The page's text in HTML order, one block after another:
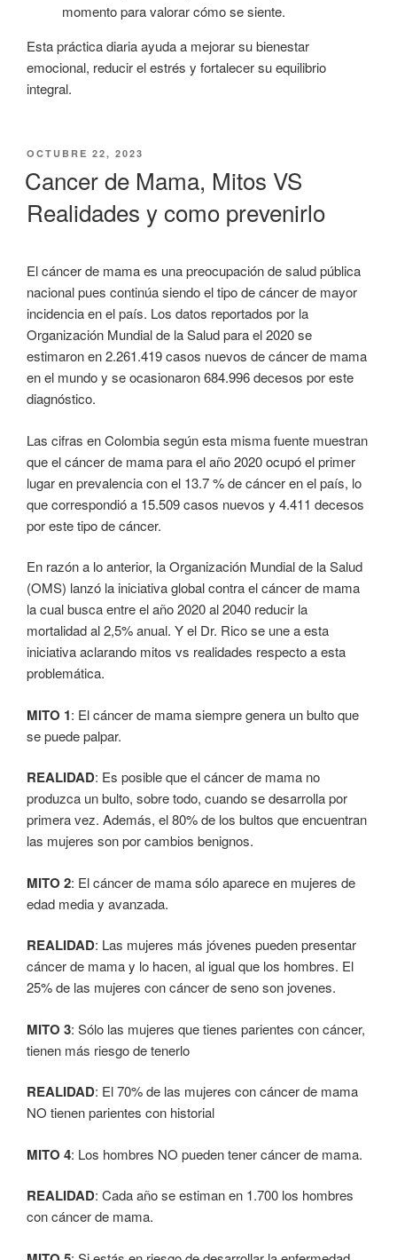
momento para valorar cómo se siente.
Esta práctica diaria ayuda a mejorar su bienestar
emocional, reducir el estrés y fortalecer su equilibrio
integral.
PUBLICADO
OCTUBRE 22, 2023
Cancer de Mama, Mitos VS
Realidades y como prevenirlo
El cáncer de mama es una preocupación de salud pública
nacional pues continúa siendo el tipo de cáncer de mayor
incidencia en el país. Los datos reportados por la
Organización Mundial de la Salud para el 2020 se
estimaron en 2.261.419 casos nuevos de cáncer de mama
en el mundo y se ocasionaron 684.996 decesos por este
diagnóstico.
Las cifras en Colombia según esta misma fuente muestran
que el cáncer de mama para el año 2020 ocupó el primer
lugar en prevalencia con el 13.7 % de cáncer en el país, lo
que correspondió a 15.509 casos nuevos y 4.411 decesos
por este tipo de cáncer.
En razón a lo anterior, la Organización Mundial de la Salud
(OMS) lanzó la iniciativa global contra el cáncer de mama
la cual busca entre el año 2020 al 2040 reducir la
mortalidad al 2,5% anual. Y el Dr. Rico se une a esta
iniciativa aclarando mitos vs realidades respecto a esta
problemática.
MITO 1: El cáncer de mama siempre genera un bulto que
se puede palpar.
REALIDAD: Es posible que el cáncer de mama no
produzca un bulto, sobre todo, cuando se desarrolla por
primera vez. Además, el 80% de los bultos que encuentran
las mujeres son por cambios benignos.
MITO 2: El cáncer de mama sólo aparece en mujeres de
edad media y avanzada.
REALIDAD: Las mujeres más jóvenes pueden presentar
cáncer de mama y lo hacen, al igual que los hombres. El
25% de las mujeres con cáncer de seno son jovenes.
MITO 3: Sólo las mujeres que tienes parientes con cáncer,
tienen más riesgo de tenerlo
REALIDAD: El 70% de las mujeres con cáncer de mama
NO tienen parientes con historial
MITO 4: Los hombres NO pueden tener cáncer de mama.
REALIDAD: Cada año se estiman en 1.700 los hombres
con cáncer de mama.